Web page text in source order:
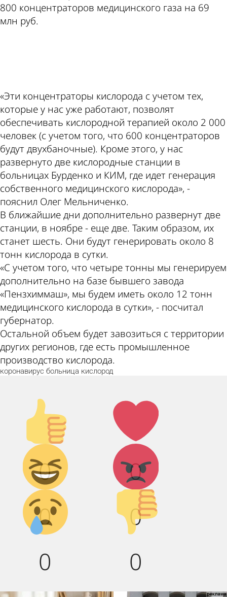
800 концентраторов медицинского газа на 69
млн руб.
«Эти концентраторы кислорода с учетом тех,
которые у нас уже работают, позволят
обеспечивать кислородной терапией около 2 000
человек (с учетом того, что 600 концентраторов
будут двухбаночные). Кроме этого, у нас
развернуто две кислородные станции в
больницах Бурденко и КИМ, где идет генерация
собственного медицинского кислорода», -
пояснил Олег Мельниченко.
В ближайшие дни дополнительно развернут две
станции, в ноябре - еще две. Таким образом, их
станет шесть. Они будут генерировать около 8
тонн кислорода в сутки.
«С учетом того, что четыре тонны мы генерируем
дополнительно на базе бывшего завода
«Пензхиммаш», мы будем иметь около 12 тонн
медицинского кислорода в сутки», - посчитал
губернатор.
Остальной объем будет завозиться с территории
других регионов, где есть промышленное
производство кислорода.
коронавирус больница кислород
Палец
вверх!
0
Лайк!
0
Дикий
смех!
0
Агрессия!
0
Грусть :(
0
Палец
вниз!
0